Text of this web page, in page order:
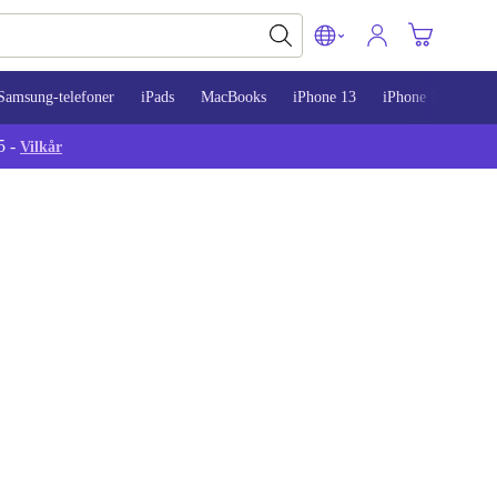
telefoner iPads MacBooks iPhone 13 iPhone 14
- Vilkår